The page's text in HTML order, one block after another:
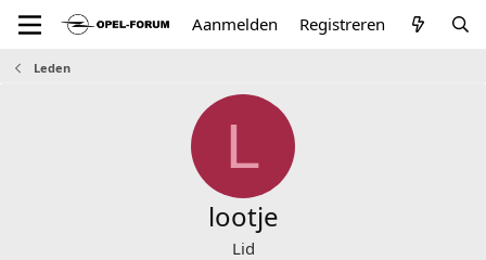
Aanmelden Registreren
Leden
L
lootje
Lid